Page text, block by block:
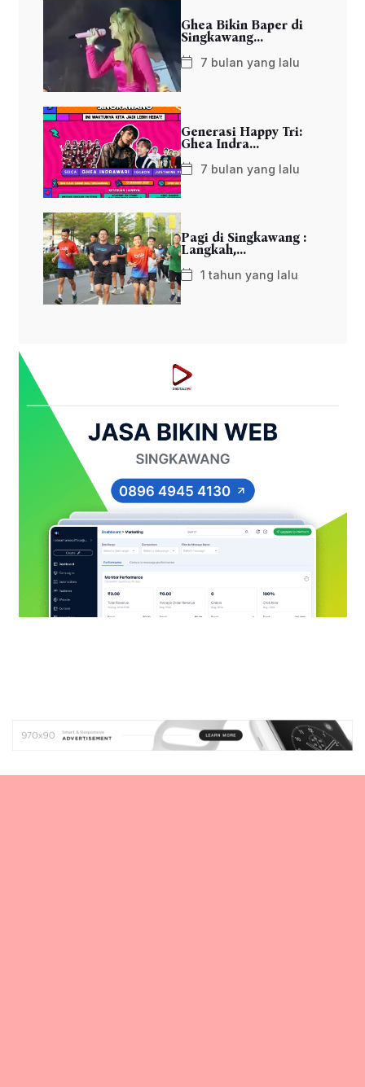
Ghea Bikin Baper di
Singkawang...
7 bulan yang lalu
Generasi Happy Tri:
Ghea Indra...
7 bulan yang lalu
Pagi di Singkawang :
Langkah,...
1 tahun yang lalu